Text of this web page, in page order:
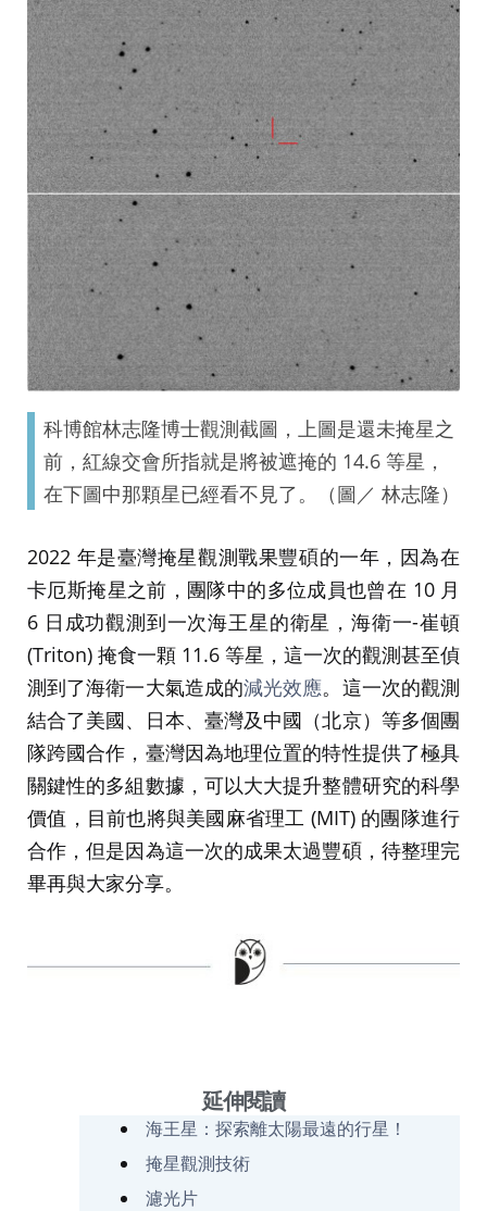
科博館林志隆博士觀測截圖，上圖是還未掩星之
前，紅線交會所指就是將被遮掩的 14.6 等星，
在下圖中那顆星已經看不見了。（圖／ 林志隆）
2022 年是臺灣掩星觀測戰果豐碩的一年，因為在
卡厄斯掩星之前，團隊中的多位成員也曾在 10 月
6 日成功觀測到一次海王星的衛星，海衛一-崔頓
(Triton) 掩食一顆 11.6 等星，這一次的觀測甚至偵
測到了海衛一大氣造成的減光效應。這一次的觀測
結合了美國、日本、臺灣及中國（北京）等多個團
隊跨國合作，臺灣因為地理位置的特性提供了極具
關鍵性的多組數據，可以大大提升整體研究的科學
價值，目前也將與美國麻省理工 (MIT) 的團隊進行
合作，但是因為這一次的成果太過豐碩，待整理完
畢再與大家分享。
延伸閱讀
海王星：探索離太陽最遠的行星！
掩星觀測技術
濾光片